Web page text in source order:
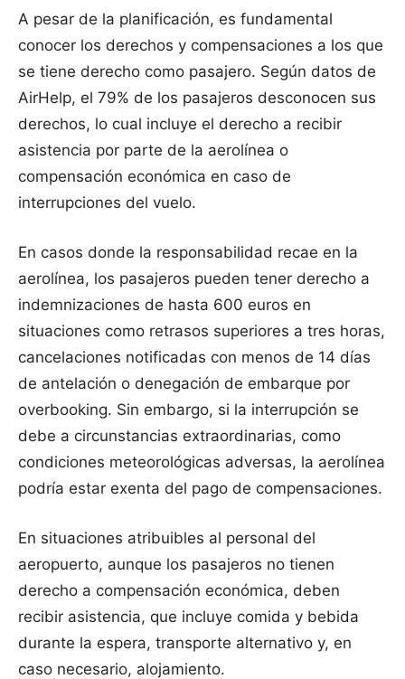
A pesar de la planificación, es fundamental
conocer los derechos y compensaciones a los que
se tiene derecho como pasajero. Según datos de
AirHelp, el 79% de los pasajeros desconocen sus
derechos, lo cual incluye el derecho a recibir
asistencia por parte de la aerolínea o
compensación económica en caso de
interrupciones del vuelo.
En casos donde la responsabilidad recae en la
aerolínea, los pasajeros pueden tener derecho a
indemnizaciones de hasta 600 euros en
situaciones como retrasos superiores a tres horas,
cancelaciones notificadas con menos de 14 días
de antelación o denegación de embarque por
overbooking. Sin embargo, si la interrupción se
debe a circunstancias extraordinarias, como
condiciones meteorológicas adversas, la aerolínea
podría estar exenta del pago de compensaciones.
En situaciones atribuibles al personal del
aeropuerto, aunque los pasajeros no tienen
derecho a compensación económica, deben
recibir asistencia, que incluye comida y bebida
durante la espera, transporte alternativo y, en
caso necesario, alojamiento.